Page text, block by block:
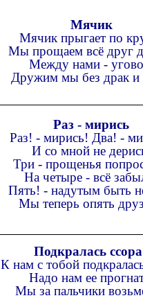
Мячик
Мячик прыгает по
Мы прощаем всё друг
Между нами -
Дружим мы без драк и
Раз - мирись
Раз! - мирись! Два! -
И со мной не
Три - прощенья
На четыре - всё
Пять! - надутым быть
Мы теперь опять
Подкралась ссора
К нам с тобой
Надо нам ее
Мы за пальчики